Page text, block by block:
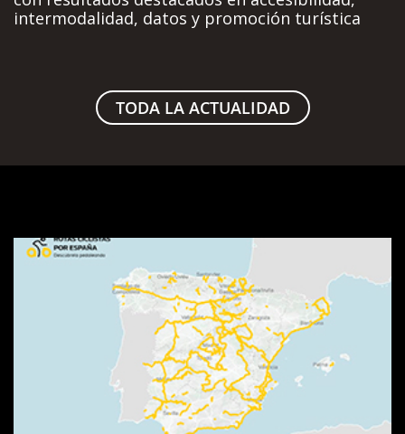
intermodalidad, datos y promoción turística
TODA LA ACTUALIDAD
Visor